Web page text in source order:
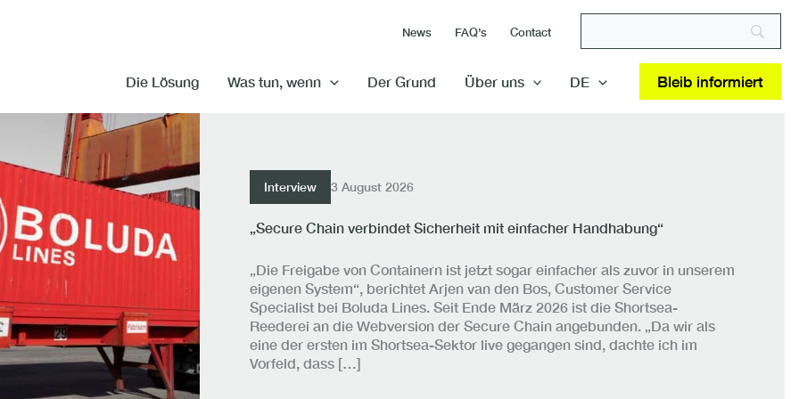
News FAQ’s Contact
Die Lösung Was tun, wenn Der Grund Über uns DE Bleib informiert
Interview 3 August 2026
„Secure Chain verbindet Sicherheit mit einfacher Handhabung“
„Die Freigabe von Containern ist jetzt sogar einfacher als zuvor in unserem
eigenen System“, berichtet Arjen van den Bos, Customer Service
Specialist bei Boluda Lines. Seit Ende März 2026 ist die Shortsea-
Reederei an die Webversion der Secure Chain angebunden. „Da wir als
eine der ersten im Shortsea-Sektor live gegangen sind, dachte ich im
Vorfeld, dass […]